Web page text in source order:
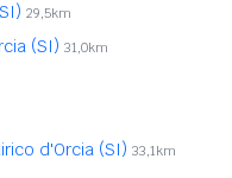
29,5km
(SI) 31,0km
d'Orcia (SI) 33,1km